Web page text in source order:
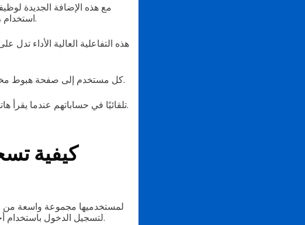
مع هذه الإضافة الجديدة
استخدامفي عام 2020 عندما ضربت جائحة العالم.
هذه التفاعلية العالية الأداء
وتمامًا مثل كل رمز QR ، يوجه رمز الاستجابة السريعة لـ LINE كل مستخدم إلى صفحة هبوط مخصصة مع كل مسح.
في هذه الحالة، يتم تسجيل مستخدمي LINE تلقائيًا في حساباتهم عندما يقرأ هاتفهم رمز الاستجابة السريعة المعروض.
كيفية
إصدار تسجيل الدخول 2.1، يمكن للمستخدمين الآن استخدام LINE QR لتسجيل الدخول باستخدام أجهزة مختلفة.